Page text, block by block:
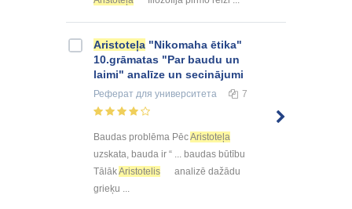
Aristoteļa "Nikomaha ētika"
10.grāmatas "Par baudu un
laimi" analīze un secinājumi
Реферат для университета 7
Baudas problēma PēcAristoteļa
uzskata, bauda ir “ ... baudas būtību
TālākAristotelis
analizē dažādu
grieķu ...